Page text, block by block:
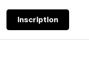
Inscription